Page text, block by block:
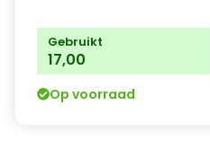
Gebruikt
17,00
Op voorraad